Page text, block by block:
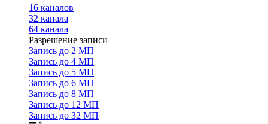
16 каналов
32 канала
64 канала
Разрешение записи
Запись до 2 МП
Запись до 4 МП
Запись до 5 МП
Запись до 6 МП
Запись до 8 МП
Запись до 12 МП
Запись до 32 МП